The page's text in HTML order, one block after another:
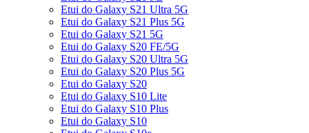
Etui do Galaxy S21 Ultra 5G
Etui do Galaxy S21 Plus 5G
Etui do Galaxy S21 5G
Etui do Galaxy S20 FE/5G
Etui do Galaxy S20 Ultra 5G
Etui do Galaxy S20 Plus 5G
Etui do Galaxy S20
Etui do Galaxy S10 Lite
Etui do Galaxy S10 Plus
Etui do Galaxy S10